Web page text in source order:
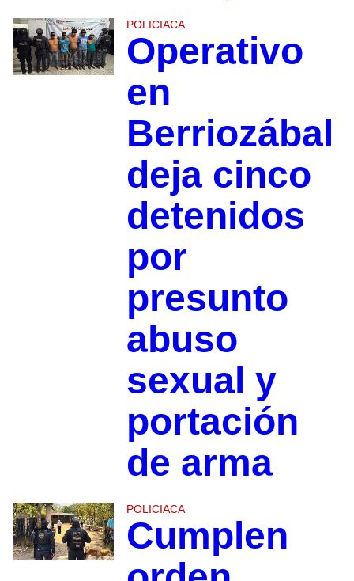
POLICIACA
Operativo
en
Berriozábal
deja cinco
detenidos
por
presunto
abuso
sexual y
portación
de arma
POLICIACA
Cumplen